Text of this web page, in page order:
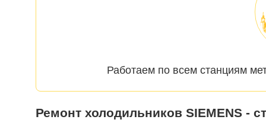
Работаем по всем станциям
Ремонт холодильников SIEMENS -